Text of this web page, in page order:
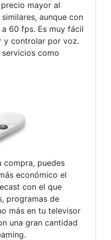
mayor al
aunque con
60 fps. Es muy fácil
y controlar por voz.
como
compra, puedes
económico el
con el que
programas de
más en tu televisor
una gran cantidad